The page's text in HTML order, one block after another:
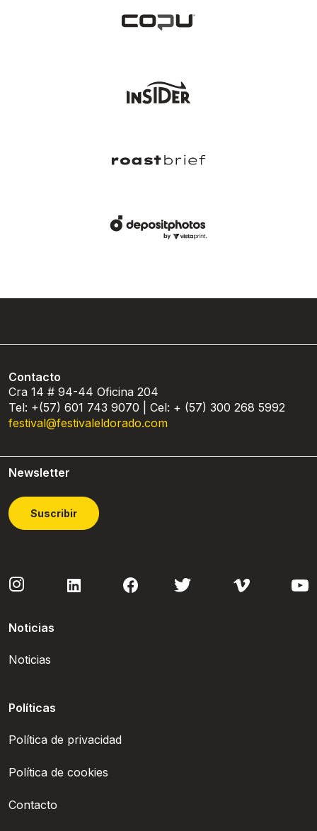
Contacto
Cra 14 # 94-44 Oficina 204
Tel: +(57) 601 743 9070 | Cel: + (57) 300 268 5992
festival@festivaleldorado.com
Newsletter
Suscribir
Noticias
Noticias
Políticas
Política de privacidad
Política de cookies
Contacto